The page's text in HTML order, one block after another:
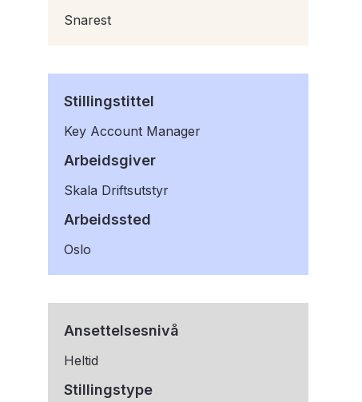
Snarest
Stillingstittel
Key Account Manager
Arbeidsgiver
Skala Driftsutstyr
Arbeidssted
Oslo
Ansettelsesnivå
Heltid
Stillingstype